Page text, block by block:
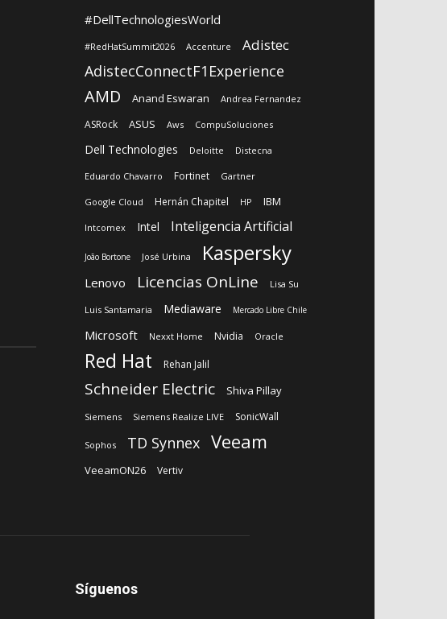
#DellTechnologiesWorld
#RedHatSummit2026 Accenture Adistec
AdistecConnectF1Experience
AMD Anand Eswaran Andrea Fernandez
ASRock ASUS Aws CompuSoluciones
Dell Technologies Deloitte Distecna
Eduardo Chavarro Fortinet Gartner
Google Cloud Hernán Chapitel HP IBM
Intcomex Intel Inteligencia Artificial
João Bortone José Urbina Kaspersky
Lenovo Licencias OnLine Lisa Su
Luis Santamaria Mediaware Mercado Libre Chile
Microsoft Nexxt Home Nvidia Oracle
Red Hat Rehan Jalil
Schneider Electric Shiva Pillay
Siemens Siemens Realize LIVE SonicWall
Sophos TD Synnex Veeam
VeeamON26 Vertiv
Síguenos